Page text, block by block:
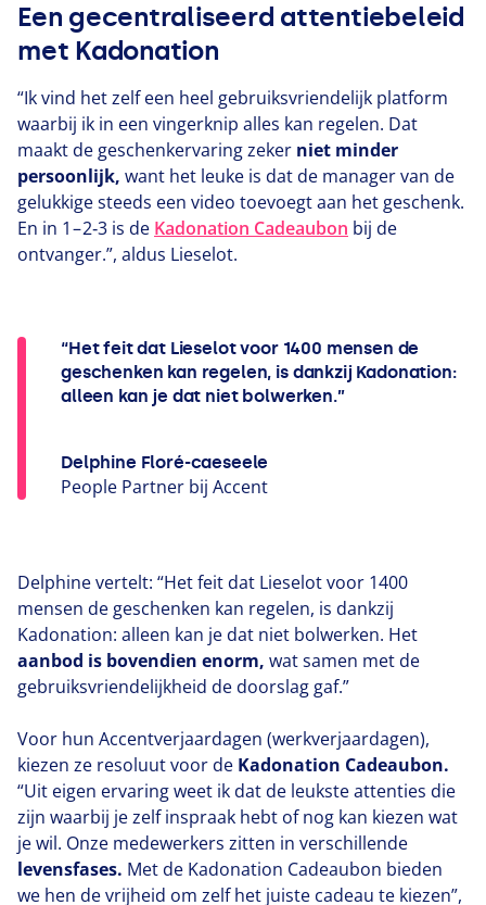
Een gecentraliseerd attentiebeleid
met Kadonation
“Ik vind het zelf een heel gebruiksvriendelijk platform
waarbij ik in een vingerknip alles kan regelen. Dat
maakt de geschenkervaring zeker niet minder
persoonlijk, want het leuke is dat de manager van de
gelukkige steeds een video toevoegt aan het geschenk.
En in 1–2‑3 is de Kadonation Cadeaubon bij de
ontvanger.”, aldus Lieselot.
“Het feit dat Lieselot voor 1400 mensen de
geschenken kan regelen, is dankzij Kadonation:
alleen kan je dat niet bolwerken.”
Delphine Floré-caeseele
People Partner bij Accent
Delphine vertelt: “Het feit dat Lieselot voor 1400
mensen de geschenken kan regelen, is dankzij
Kadonation: alleen kan je dat niet bolwerken. Het
aanbod is bovendien enorm, wat samen met de
gebruiksvriendelijkheid de doorslag gaf.”
Voor hun Accentverjaardagen (werkverjaardagen),
kiezen ze resoluut voor de Kadonation Cadeaubon.
“Uit eigen ervaring weet ik dat de leukste attenties die
zijn waarbij je zelf inspraak hebt of nog kan kiezen wat
je wil. Onze medewerkers zitten in verschillende
levensfases. Met de Kadonation Cadeaubon bieden
we hen de vrijheid om zelf het juiste cadeau te kiezen”,